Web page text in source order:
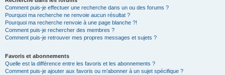
Comment puis-je effectuer une recherche dans un ou des forums ?
Pourquoi ma recherche ne renvoie aucun résultat ?
Pourquoi ma recherche renvoie à une page blanche ?!
Comment puis-je rechercher des membres ?
Comment puis-je retrouver mes propres messages et sujets ?
Favoris et abonnements
Quelle est la différence entre les favoris et les abonnements ?
Comment puis-je ajouter aux favoris ou m’abonner à un sujet spécifique ?